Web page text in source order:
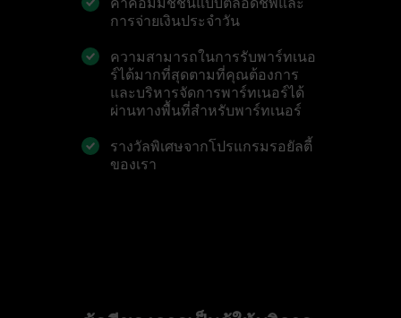
การจ่ายเงินประจำวัน
ความสามารถในการรับพาร์ทเนอ
ร์ได้มากที่สุดตามที่คุณต้องการ
และบริหารจัดการพาร์ทเนอร์ได้
ผ่านทางพื้นที่สำหรับพาร์ทเนอร์
รางวัลพิเศษจากโปรแกรมรอยัลตี้
ของเรา